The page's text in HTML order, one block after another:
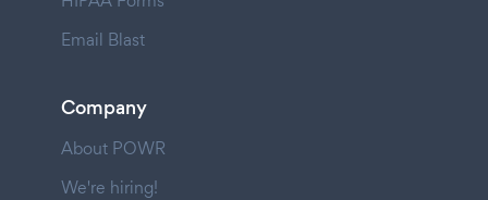
Email Blast
Company
About POWR
We're hiring!